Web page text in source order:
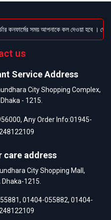
কনফার্মের সময় আপনাকে কল দেওয়া হবে ।
us
Service Address
City Shopping Complex,
- 1215.
, Any Order Info:01945-
care address
City Shopping Mall,
1215.
, 01404-055882, 01404-